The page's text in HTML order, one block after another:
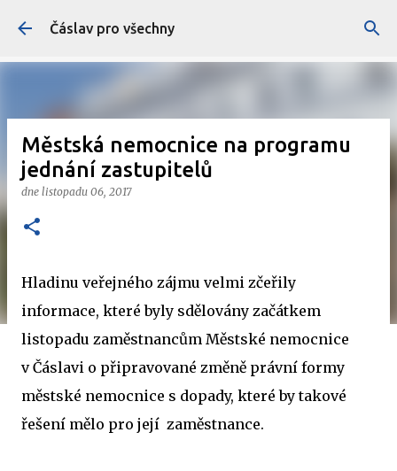
Přeskočit na hlavní obsah
Čáslav pro všechny
Městská nemocnice na programu
jednání zastupitelů
dne listopadu 06, 2017
Hladinu veřejného zájmu velmi zčeřily
informace, které byly sdělovány začátkem
listopadu zaměstnancům Městské nemocnice
v Čáslavi o připravované změně právní formy
městské nemocnice s dopady, které by takové
řešení mělo pro její zaměstnance.